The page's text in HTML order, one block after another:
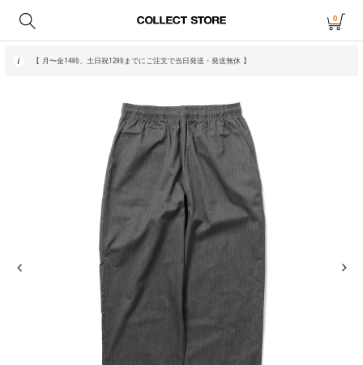
0
【 月〜金14時、土日祝12時までにご注文で当日発送・発送無休 】